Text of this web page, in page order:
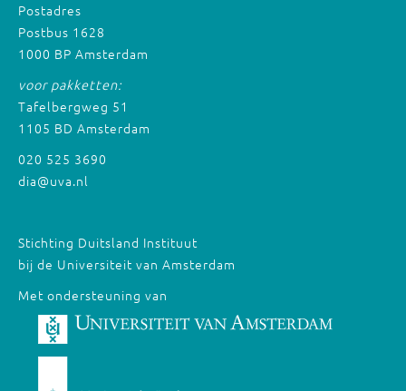
Postadres
Postbus 1628
1000 BP Amsterdam
voor pakketten:
Tafelbergweg 51
1105 BD Amsterdam
020 525 3690
dia@uva.nl
Stichting Duitsland Instituut
bij de Universiteit van Amsterdam
Met ondersteuning van